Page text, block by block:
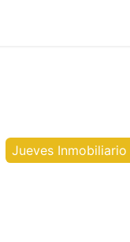
Jueves Inmobiliario